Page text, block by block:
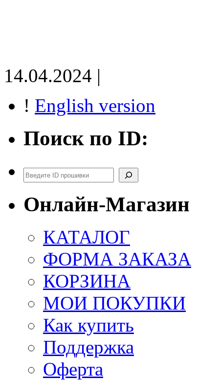
14.04.2024 |
! English version
Поиск по ID:
Поиск
Онлайн-Магазин
КАТАЛОГ
ФОРМА ЗАКАЗА
КОРЗИНА
МОИ ПОКУПКИ
Как купить
Поддержка
Оферта